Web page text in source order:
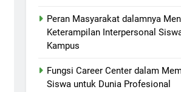
Peran Masyarakat dalamnya
Keterampilan Interpersonal
Kampus
Fungsi Career Center dalam
Siswa untuk Dunia Profesional